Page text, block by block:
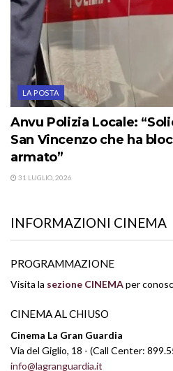
LA POSTA
Anvu Polizia Locale:
San Vincenzo che ha
armato”
31 LUGLIO, 2026
INFORMAZIONI CINEMA
PROGRAMMAZIONE
Visita la sezione CINEMAper
CINEMA AL CHIUSO
Cinema La Gran Guardia
Via del Giglio, 18 - (Call Center:
info@lagranguardia.it